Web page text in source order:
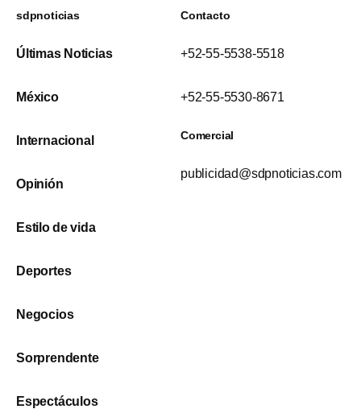
sdpnoticias
Últimas Noticias
México
Internacional
Opinión
Estilo de vida
Deportes
Negocios
Sorprendente
Espectáculos
Contacto
+52-55-5538-5518
+52-55-5530-8671
Comercial
publicidad@sdpnoticias.com